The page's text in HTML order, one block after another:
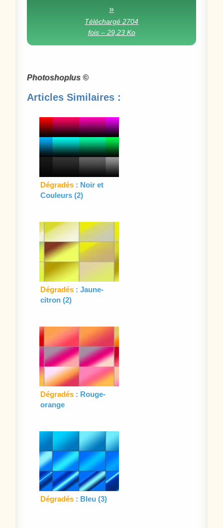
»
Téléchargé 2704
fois – 29,23 Ko
Photoshoplus ©
Articles Similaires :
Dégradés : Noir et
Couleurs (2)
Dégradés : Jaune-
citron (2)
Dégradés : Rouge-
orange
Dégradés : Bleu (3)